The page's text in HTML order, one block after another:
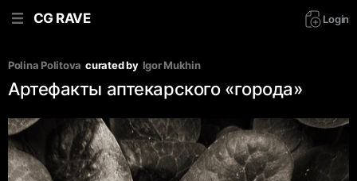
CG RAVE Login
Polina Politova curated by Igor Mukhin
Артефакты аптекарского «города»